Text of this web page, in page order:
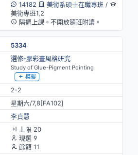
14182
美術系碩士在職專班/
美術專班1,2
隔週上課。不開放隨班附讀。
5334
選修-膠彩畫風格研究
Study of Glue-Pigment Painting
模擬
2-2
星期六/7,8[FA102]
李貞慧
上限 20
現選 9
餘額 11